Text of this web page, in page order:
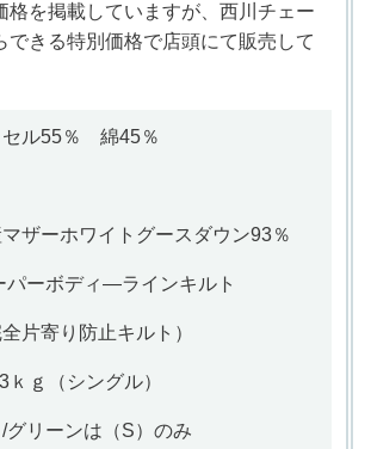
格を掲載していますが、西川チェー
できる特別価格で店頭にて販売して
セル55％ 綿45％
ザーホワイトグースダウン93％
ーボディ―ラインキルト
り防止キルト）
ｋｇ（シングル）
リーンは（S）のみ